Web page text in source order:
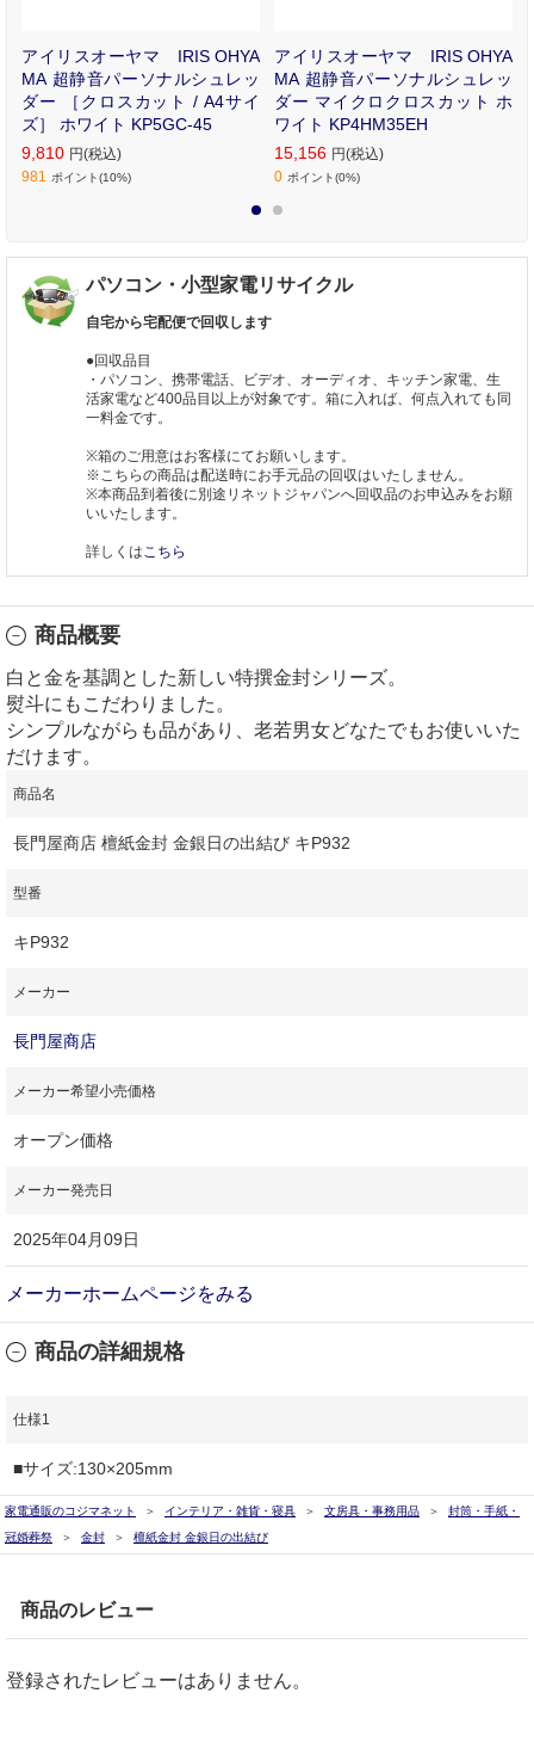
アイリスオーヤマ IRIS OHYA
MA 超静音パーソナルシュレッ
ダー ［クロスカット / A4サイ
ズ］ ホワイト KP5GC-45
9,810 円(税込)
981
ポイント(10%)
アイリスオーヤマ IRIS OHYA
MA 超静音パーソナルシュレッ
ダー マイクロクロスカット ホ
ワイト KP4HM35EH
15,156 円(税込)
0 ポイント(0%)
パソコン・小型家電リサイクル
自宅から宅配便で回収します
●回収品目
・パソコン、携帯電話、ビデオ、オーディオ、キッチン家電、生
活家電など400品目以上が対象です。箱に入れば、何点入れても同
一料金です。
※箱のご用意はお客様にてお願いします。
※こちらの商品は配送時にお手元品の回収はいたしません。
※本商品到着後に別途リネットジャパンへ回収品のお申込みをお願
いいたします。
詳しくは こちら
商品概要
白と金を基調とした新しい特撰金封シリーズ。
熨斗にもこだわりました。
シンプルながらも品があり、老若男女どなたでもお使いいた
だけます。
商品名
長門屋商店 檀紙金封 金銀日の出結び キP932
型番
キP932
メーカー
長門屋商店
メーカー希望小売価格
オープン価格
メーカー発売日
2025年04月09日
メーカーホームページをみる
商品の詳細規格
仕様1
■サイズ:130×205mm
家電通販のコジマネット インテリア・雑貨・寝具 文房具・事務用品
封筒・手紙・
冠婚葬祭
金封 檀紙金封 金銀日の出結び
商品のレビュー
登録されたレビューはありません。